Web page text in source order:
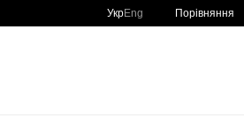
УкрEng Порівняння